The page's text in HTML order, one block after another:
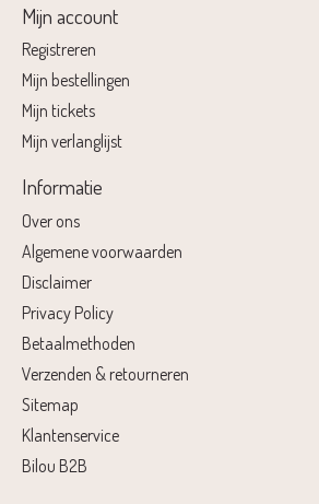
Mijn account
Registreren
Mijn bestellingen
Mijn tickets
Mijn verlanglijst
Informatie
Over ons
Algemene voorwaarden
Disclaimer
Privacy Policy
Betaalmethoden
Verzenden & retourneren
Sitemap
Klantenservice
Bilou B2B